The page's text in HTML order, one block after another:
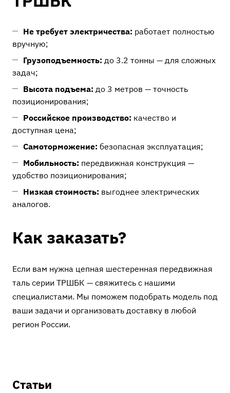
Не требует электричества: работает полностью
вручную;
Грузоподъемность: до 3.2 тонны — для сложных
задач;
Высота подъема: до 3 метров — точность
позиционирования;
Российское производство: качество и
доступная цена;
Самоторможение: безопасная эксплуатация;
Мобильность: передвижная конструкция —
удобство позиционирования;
Низкая стоимость: выгоднее электрических
аналогов.
Как заказать?
Если вам нужна цепная шестеренная передвижная
таль серии ТРШБК — свяжитесь с нашими
специалистами. Мы поможем подобрать модель под
ваши задачи и организовать доставку в любой
регион России.
Статьи